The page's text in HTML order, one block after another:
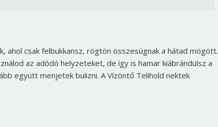
csak felbukkansz, rögtön összesúgnak a hátad mögött.
az adódó helyzeteket, de így is hamar kiábrándulsz a
együtt menjetek bulizni. A Vízöntő Telihold nektek
Mégse Bejelentkezés